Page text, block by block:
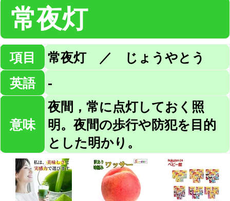
常夜灯
項目
常夜灯 ／ じょうやとう
英語
-
意味
夜間，常に点灯しておく照
明。夜間の歩行や防犯を目的
とした明かり。